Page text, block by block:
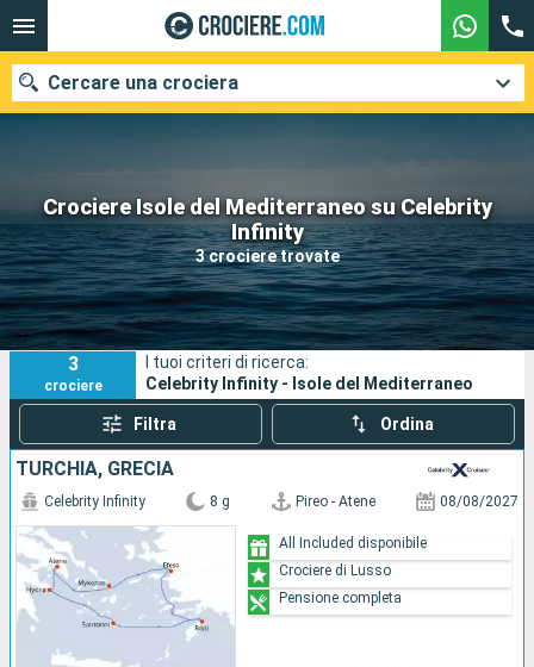
Crociere Isole del Mediterraneo su Celebrity
Infinity
3 crociere trovate
Cercare una crociera
Le nostre destinazioni
Mesi di partenza
Porti Compagnie
Ricerca
3
crociere
I tuoi criteri di ricerca:
Celebrity Infinity - Isole del Mediterraneo
Filtra Ordina
TURCHIA, GRECIA
Celebrity Infinity 8 g Pireo - Atene 08/08/2027
All Included disponibile
Crociere di Lusso
Pensione completa